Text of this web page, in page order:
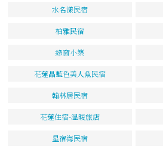
水名漾民宿
柏雅民宿
綠窗小築
花蓮晶藍色美人魚民宿
翰林居民宿
花蓮住宿-溫暖旅店
星宿海民宿